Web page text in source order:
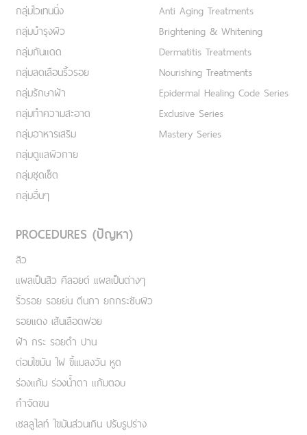
กลุ่มไวเทนนิ่ง
กลุ่มบำรุงผิว
กลุ่มกันแดด
กลุ่มลดเลือนริ้วรอย
กลุ่มรักษาฝ้า
กลุ่มทำความสะอาด
กลุ่มอาหารเสริม
กลุ่มดูแลผิวกาย
กลุ่มชุดเซ็ต
กลุ่มอื่นๆ
Anti Aging Treatments
Brightening & Whitening
Dermatitis Treatments
Nourishing Treatments
Epidermal Healing Code Series
Exclusive Series
Mastery Series
PROCEDURES (ปัญหา)
สิว
แผลเป็นสิว คีลอยด์ แผลเป็นต่างๆ
ริ้วรอย รอยย่น ตีนกา ยกกระชับผิว
รอยแดง เส้นเลือดฟอย
ฝ้า กระ รอยดำ ปาน
ต่อมไขมัน ไฝ ขี้แมลงวัน หูด
ร่องแก้ม ร่องน้ำตา แก้มตอบ
กำจัดขน
เชลลูไลท์ ไขมันส่วนเกิน ปรับรูปร่าง